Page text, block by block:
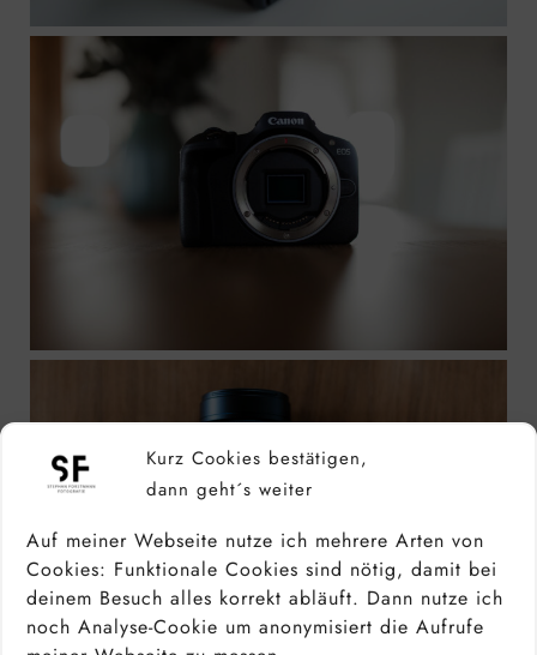
Kurz Cookies bestätigen,
dann geht´s weiter
Auf meiner Webseite nutze ich mehrere Arten von
Cookies: Funktionale Cookies sind nötig, damit bei
deinem Besuch alles korrekt abläuft. Dann nutze ich
noch Analyse-Cookie um anonymisiert die Aufrufe